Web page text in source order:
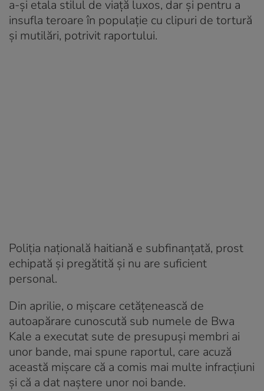
a-și etala stilul de viață luxos, dar și pentru a
insufla teroare în populație cu clipuri de tortură
și mutilări, potrivit raportului.
Poliția națională haitiană e subfinanțată, prost
echipată și pregătită și nu are suficient
personal.
Din aprilie, o mișcare cetățenească de
autoapărare cunoscută sub numele de Bwa
Kale a executat sute de presupuși membri ai
unor bande, mai spune raportul, care acuză
această mișcare că a comis mai multe infracțiuni
și că a dat naștere unor noi bande.